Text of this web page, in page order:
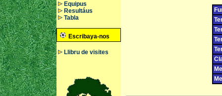
Equipus
Resultáus
Tabla
Escribaya-nos
Llibru de visites